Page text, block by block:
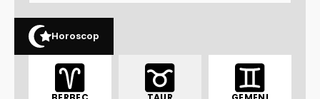
Horoscop